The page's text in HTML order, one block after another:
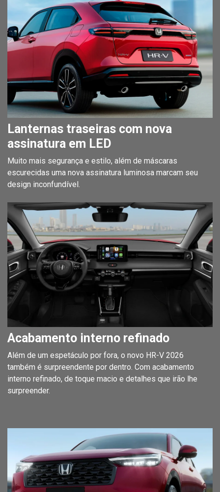
Lanternas traseiras com nova
assinatura em LED
Muito mais segurança e estilo, além de máscaras
escurecidas uma nova assinatura luminosa marcam seu
design inconfundível.
Acabamento interno refinado
Além de um espetáculo por fora, o novo HR-V 2026
também é surpreendente por dentro. Com acabamento
interno refinado, de toque macio e detalhes que irão lhe
surpreender.